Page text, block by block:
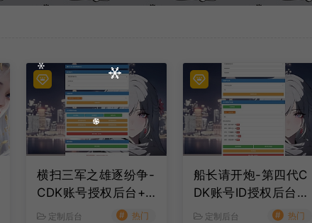
横扫三军之雄逐纷争-
CDK账号授权后台+G
M授权后台+使用教程
定制后台 # 热门
船长请开炮-第四代C
DK账号ID授权后台+
GM授权后台+使用教
定制后台 # 热门